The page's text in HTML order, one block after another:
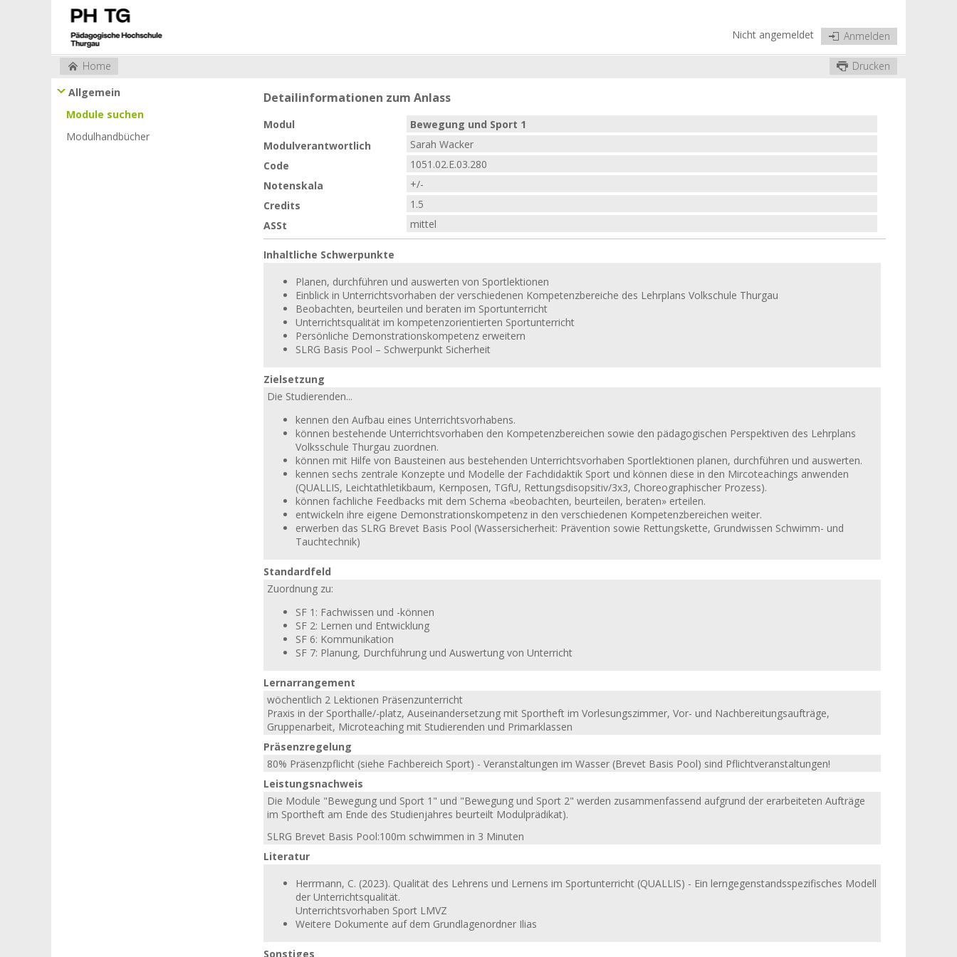
Nicht angemeldet Anmelden
Home
Drucken
Allgemein
Module suchen
Modulhandbücher
Detailinformationen zum Anlass
Modul
Bewegung und Sport 1
Modulverantwortlich
Sarah Wacker
Code
1051.02.E.03.280
Notenskala
+/-
Credits
1.5
ASSt
mittel
Inhaltliche Schwerpunkte
Planen, durchführen und auswerten von Sportlektionen
Einblick in Unterrichtsvorhaben der verschiedenen Kompetenzbereiche des Lehrplans Volkschule Thurgau
Beobachten, beurteilen und beraten im Sportunterricht
Unterrichtsqualität im kompetenzorientierten Sportunterricht
Persönliche Demonstrationskompetenz erweitern
SLRG Basis Pool – Schwerpunkt Sicherheit
Zielsetzung
Die Studierenden...
kennen den Aufbau eines Unterrichtsvorhabens.
können bestehende Unterrichtsvorhaben den Kompetenzbereichen sowie den pädagogischen Perspektiven des Lehrplans
Volksschule Thurgau zuordnen.
können mit Hilfe von Bausteinen aus bestehenden Unterrichtsvorhaben Sportlektionen planen, durchführen und auswerten.
kennen sechs zentrale Konzepte und Modelle der Fachdidaktik Sport und können diese in den Mircoteachings anwenden
(QUALLIS, Leichtathletikbaum, Kernposen, TGfU, Rettungsdisopsitiv/3x3, Choreographischer Prozess).
können fachliche Feedbacks mit dem Schema «beobachten, beurteilen, beraten» erteilen.
entwickeln ihre eigene Demonstrationskompetenz in den verschiedenen Kompetenzbereichen weiter.
erwerben das SLRG Brevet Basis Pool (Wassersicherheit: Prävention sowie Rettungskette, Grundwissen Schwimm- und
Tauchtechnik)
Standardfeld
Zuordnung zu:
SF 1: Fachwissen und -können
SF 2: Lernen und Entwicklung
SF 6: Kommunikation
SF 7: Planung, Durchführung und Auswertung von Unterricht
Lernarrangement
wöchentlich 2 Lektionen Präsenzunterricht
Praxis in der Sporthalle/-platz, Auseinandersetzung mit Sportheft im Vorlesungszimmer, Vor- und Nachbereitungsaufträge,
Gruppenarbeit, Microteaching mit Studierenden und Primarklassen
Präsenzregelung
80% Präsenzpflicht (siehe Fachbereich Sport) - Veranstaltungen im Wasser (Brevet Basis Pool) sind Pflichtveranstaltungen!
Leistungsnachweis
Die Module "Bewegung und Sport 1" und "Bewegung und Sport 2" werden zusammenfassend aufgrund der erarbeiteten Aufträge
im Sportheft am Ende des Studienjahres beurteilt Modulprädikat).
SLRG Brevet Basis Pool:100m schwimmen in 3 Minuten
Literatur
Herrmann, C. (2023). Qualität des Lehrens und Lernens im Sportunterricht (QUALLIS) - Ein lerngegenstandsspezifisches Modell
der Unterrichtsqualität.
Unterrichtsvorhaben Sport LMVZ
Weitere Dokumente auf dem Grundlagenordner Ilias
Sonstiges